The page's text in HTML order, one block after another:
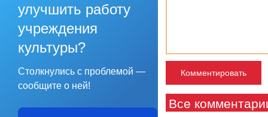
улучшить работу
учреждения
культуры?
Столкнулись с проблемой —
сообщите о ней!
Все